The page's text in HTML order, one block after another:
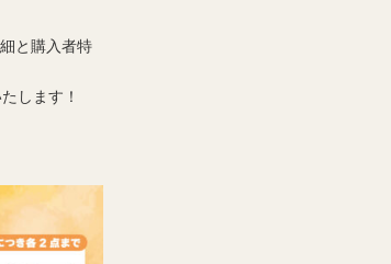
と購入者特
します！